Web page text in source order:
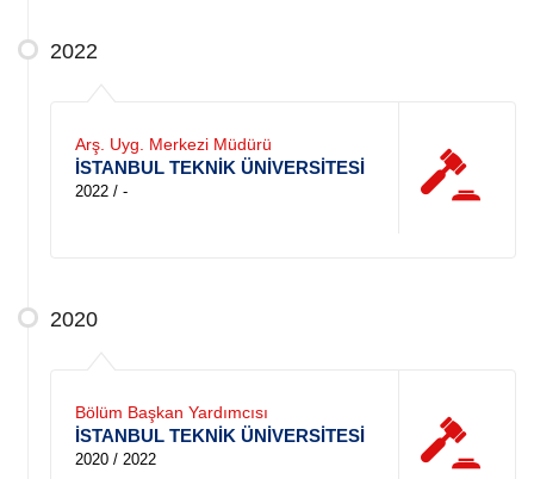
2022
Arş. Uyg. Merkezi Müdürü
İSTANBUL TEKNİK ÜNİVERSİTESİ
2022 / -
2020
Bölüm Başkan Yardımcısı
İSTANBUL TEKNİK ÜNİVERSİTESİ
2020 / 2022